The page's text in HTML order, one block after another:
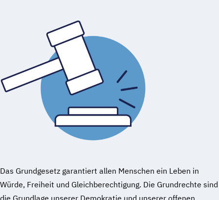
Das Grundgesetz garantiert allen Menschen ein Leben in
Würde, Freiheit und Gleichberechtigung. Die Grundrechte sind